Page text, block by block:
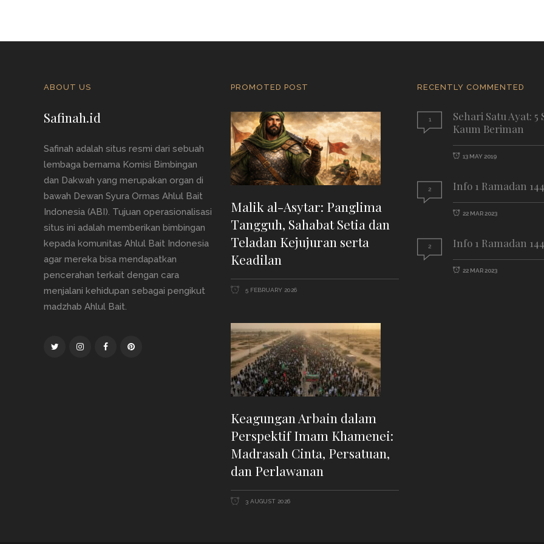
ABOUT US
Safinah.id
Safinah adalah situs resmi dari sebuah
lembaga bernama Komisi Bimbingan
dan Dakwah yang merupakan organ di
bawah Dewan Syura Ormas Ahlul Bait
Indonesia (ABI). Tujuan operasionalisasi
situs ini adalah memberikan bimbingan
kepada komunitas Ahlul Bait Indonesia
agar mereka bisa mendapatkan
pencerahan terkait dengan cara
menjalani kehidupan sebagai pengikut
madzhab Ahlul Bait.
PROMOTED POST
Malik al-Asytar: Panglima
Tangguh, Sahabat Setia dan
Teladan Kejujuran serta
Keadilan
5 FEBRUARY 2026
Keagungan Arbain dalam
Perspektif Imam Khamenei:
Madrasah Cinta, Persatuan,
dan Perlawanan
3 AUGUST 2026
RECENTLY COMMENTED
1
Sehari Satu Ayat: 5
Kaum Beriman
13 MAY 2019
2 Info 1 Ramadan
22 MAR 2023
2 Info 1 Ramadan
22 MAR 2023